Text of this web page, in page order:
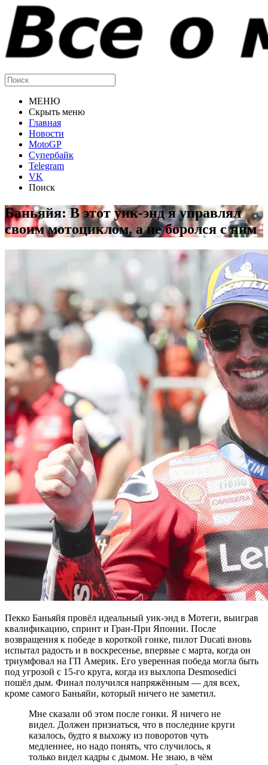
МЕНЮ
Скрыть меню
Главная
Новости
MotoGP
Супербайк
Telegram
VK
Поиск
Баньяйя: В этот уик-энд я управлял
своим мотоциклом, а не боролся с ним
Пекко Баньяйя провёл идеальный уик-энд в Мотеги, выиграв
квалификацию, спринт и Гран-При Японии. После
возвращения к победе в короткой гонке, пилот Ducati вновь
испытал радость и в воскресенье, впервые с марта, когда он
триумфовал на ГП Америк. Его уверенная победа могла быть
под угрозой с 15-го круга, когда из выхлопа Desmosedici
пошёл дым. Финал получился напряжённым — для всех,
кроме самого Баньяйи, который ничего не заметил.
Мне сказали об этом после гонки. Я ничего не
видел. Должен признаться, что в последние круги
казалось, будто я выхожу из поворотов чуть
медленнее, но надо понять, что случилось, я
только видел кадры с дымом. Не знаю, в чём